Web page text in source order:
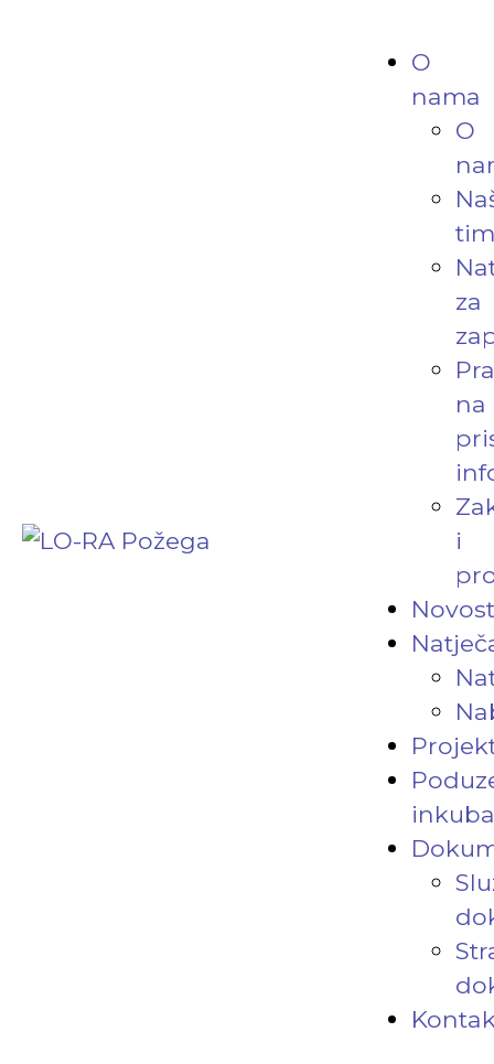
O
nama
O
tim
za
na
i